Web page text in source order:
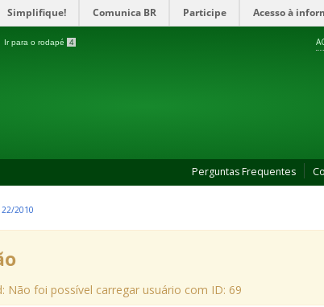
Simplifique! Comunica BR Participe Acesso à
Ir para o rodapé 4
Perguntas Frequentes
22/2010
Não foi possível carregar usuário com ID: 69